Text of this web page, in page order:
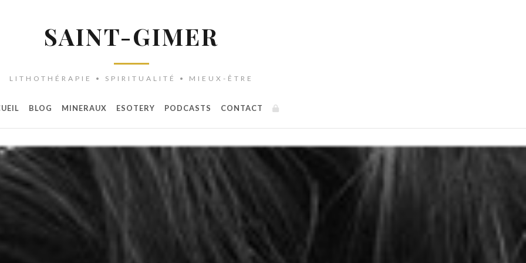
SAINT-GIMER
LITHOTHÉRAPIE • SPIRITUALITÉ • MIEUX-ÊTRE
BLOG MINERAUX ESOTERY PODCASTS CONTACT